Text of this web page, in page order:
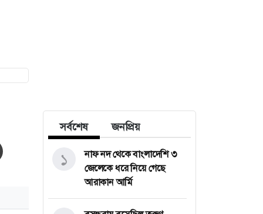
সর্বশেষ জনপ্রিয়
নাফ নদ থেকে বাংলাদেশি ৩
জেলেকে ধরে নিয়ে গেছে
আরাকান আর্মি
১